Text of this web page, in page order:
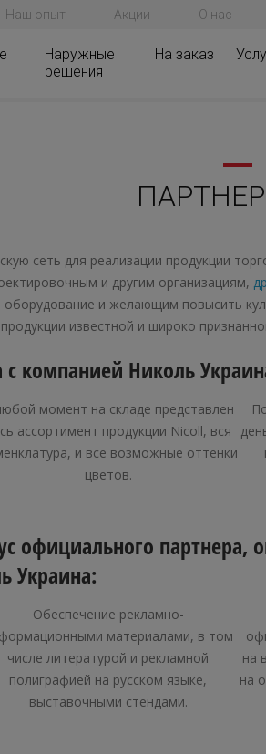
Наш опыт Акции О нас
Наружные
решения
На заказ
сеть для реализации продукции
и другим организациям,
и желающим повысить
известной и широко
компанией Николь
момент на складе представлен
ассортимент продукции Nicoll, вся
и все возможные оттенки
цветов.
партнера,
Украина:
Обеспечение рекламно-
материалами, в том
числе литературой и рекламной
полиграфией на русском языке,
выставочными стендами.
на
на